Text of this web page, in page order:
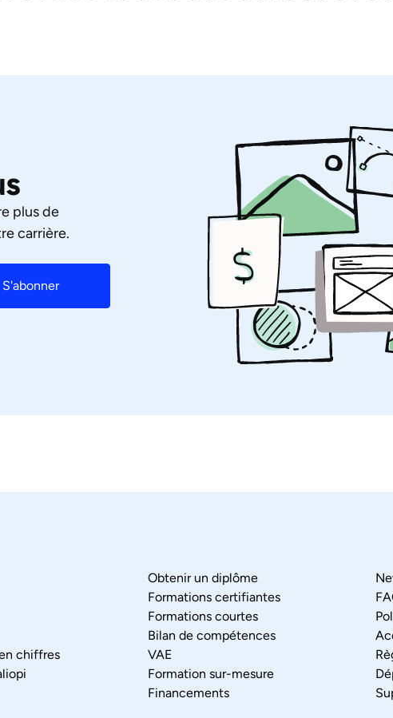
plus de
carrière.
S'abonner
chiffres
Obtenir un diplôme
Formations certifiantes
Formations courtes
Bilan de compétences
VAE
Formation sur-mesure
Financements